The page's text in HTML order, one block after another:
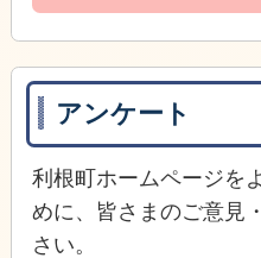
アンケート
利根町ホームページを
めに、皆さまのご意見
さい。